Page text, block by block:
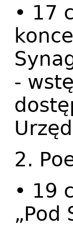
• 17
-
2.
• 19
„Pod